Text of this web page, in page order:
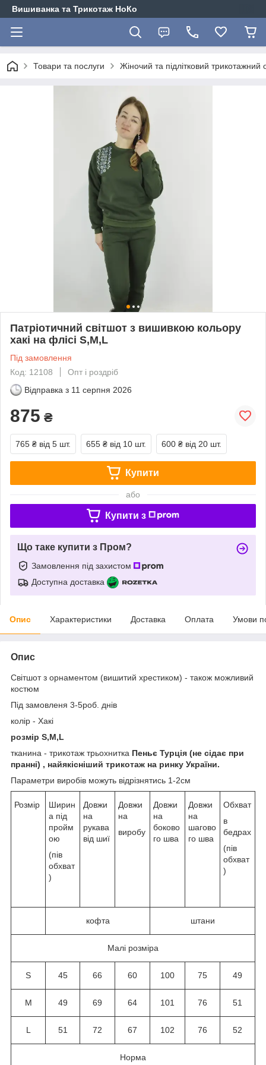
Вишиванка та Трикотаж НоКо
Товари та послуги Жіночий та підлітковий
Патріотичний світшот з вишивкою кольору
хакі на флісі S,M,L
Під замовлення
Код: 12108
Опт і роздріб
Відправка з 11 серпня 2026
875 ₴
765 ₴ від 5 шт. 655 ₴ від 10 шт. 600 ₴ від 20 шт.
Купити
або
Купити з
Що таке купити з Пром?
Замовлення під захистом
Доступна доставка
Опис Характеристики Доставка Оплата Умови
Опис
Світшот з орнаментом (вишитий хрестиком) - також можливий
костюм
Під замовленя 3-5роб. днів
колір - Хакі
розмір S,M,L
тканина - трикотаж трьохнитка Пеньє Турція (не сідає при
пранні) , найякісніший трикотаж на ринку України.
Параметри виробів можуть відрізнятись 1-2см
Розмір
Ширин
а під
пройм
ою
(пів
обхват
)
Довжи
на
рукава
від шиї
Довжи
на
виробу
Довжи
на
боково
го шва
Довжи
на
шагово
го шва
Обхват
в
бедрах
(пів
обхват
)
кофта штани
Малі розміра
S 45 66 60 100 75 49
M 49 69 64 101 76 51
L 51 72 67 102 76 52
Норма